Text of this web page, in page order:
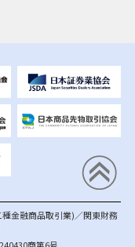
金融商品取引業)／関東財務